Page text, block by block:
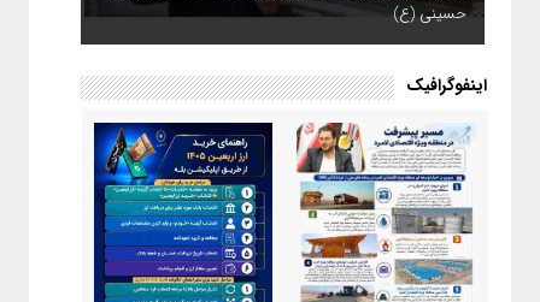
حسینی (ع)
اینفوگرافیک